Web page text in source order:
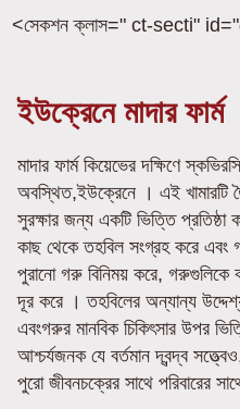
<সেকশন ক্লাস=" ct-secti"
ইউক্রেনে মাদার ফার্ম
মাদার ফার্ম কিয়েভের দক্ষিণে
অবস্থিত,ইউক্রেনে । এই খামারটি
সুরক্ষার জন্য একটি ভিত্তি প্রতিষ্ঠা
কাছ থেকে তহবিল সংগ্রহ করে এবং
পুরানো গরু বিনিময় করে, গরুগুলিকে
দূর করে । তহবিলের অন্যান্য
এবংগরুর মানবিক চিকিৎসার উপর
আশ্চর্যজনক যে বর্তমান দ্বন্দ্ব
পুরো জীবনচক্রের সাথে পরিবারের